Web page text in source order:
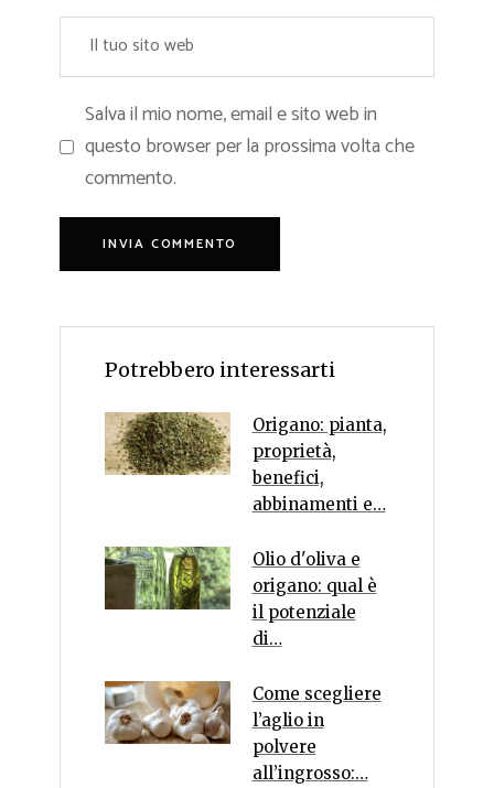
Salva il mio nome, email e sito web in
questo browser per la prossima volta che
commento.
Potrebbero interessarti
Origano: pianta,
proprietà,
benefici,
abbinamenti e…
Olio d'oliva e
origano: qual è
il potenziale
di…
Come scegliere
l’aglio in
polvere
all’ingrosso:…